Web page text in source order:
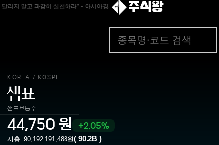
지 말고 과감히 실천하라" - 아시아경제 [속보]이 대통령 "부동산 공급 기존
주식왕
KOREA / KOSPI
샘표
샘표보통주
44,750 원 2.05%
시총: 90,192,191,488원( 90.2B )